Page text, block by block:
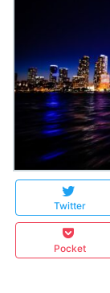
Twitter
Pocket